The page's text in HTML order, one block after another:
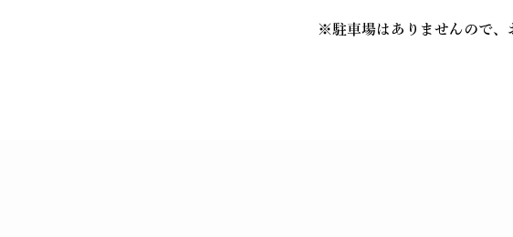
​※駐車場はありませんので、